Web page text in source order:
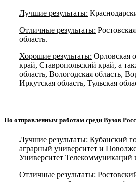
Лучшие результаты:
Отличные результаты:
область.
Хорошие результаты: Орловская
край, Ставропольский край, а
область, Вологодская область,
Иркутская область, Тульская
По отправленным работам среди Вузов
Лучшие результаты: Кубанский
аграрный университет и
Университет
Отличные результаты: